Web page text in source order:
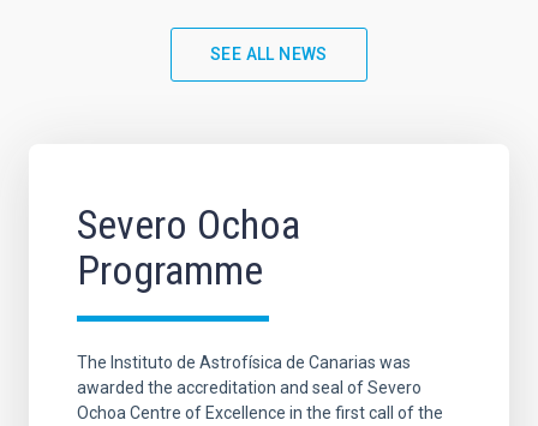
SEE ALL NEWS
Severo Ochoa
Programme
The Instituto de Astrofísica de Canarias was
awarded the accreditation and seal of Severo
Ochoa Centre of Excellence in the first call of the